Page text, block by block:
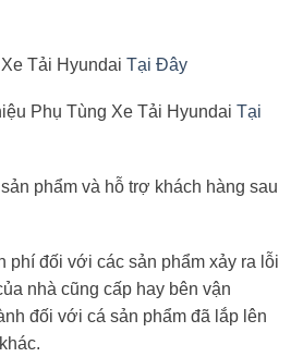
Tải Hyundai Tại Đây
Phụ Tùng Xe Tải Hyundai Tại
phẩm và hỗ trợ khách hàng sau
phí đối với các sản phẩm xảy ra lỗi
nhà cũng cấp hay bên vận
đối với cá sản phẩm đã lắp lên